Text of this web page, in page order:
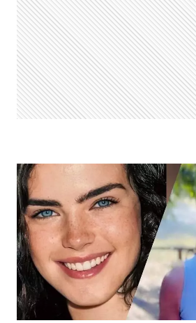
QUE
DISPARA:
“ELA
FOI
AMANTE
DELE”